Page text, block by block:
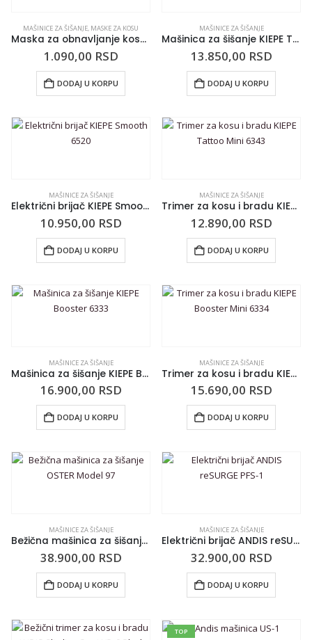
MAŠINICE ZA ŠIŠANJE, MASKE ZA KOSU
Maska za obnavljanje kose REVOX B77 Plex Molecular Repair 50ml
1.090,00 RSD
DODAJ U KORPU
MAŠINICE ZA ŠIŠANJE
Mašinica za šišanje KIEPE Tattoo 6342
13.850,00 RSD
DODAJ U KORPU
MAŠINICE ZA ŠIŠANJE
Električni brijač KIEPE Smooth 6520
10.950,00 RSD
DODAJ U KORPU
MAŠINICE ZA ŠIŠANJE
Trimer za kosu i bradu KIEPE Tattoo Mini 6343
12.890,00 RSD
DODAJ U KORPU
MAŠINICE ZA ŠIŠANJE
Mašinica za šišanje KIEPE Booster 6333
16.900,00 RSD
DODAJ U KORPU
MAŠINICE ZA ŠIŠANJE
Trimer za kosu i bradu KIEPE Booster Mini 6334
15.690,00 RSD
DODAJ U KORPU
MAŠINICE ZA ŠIŠANJE
Bežična mašinica za šišanje OSTER Model 97
38.900,00 RSD
DODAJ U KORPU
MAŠINICE ZA ŠIŠANJE
Električni brijač ANDIS reSURGE PFS-1
32.900,00 RSD
DODAJ U KORPU
TOP